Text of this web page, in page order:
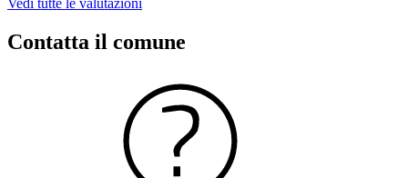
Contatta il comune